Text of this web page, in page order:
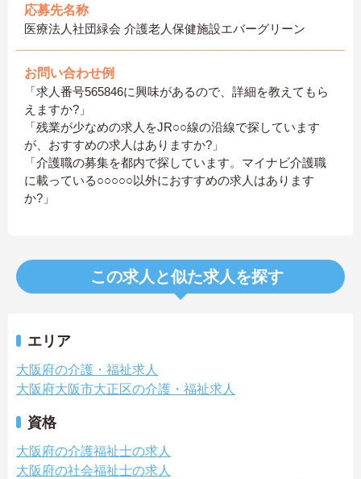
応募先名称
医療法人社団緑会 介護老人保健施設エバーグリーン
お問い合わせ例
「求人番号565846に興味があるので、詳細を教えてもら
えますか?」
「残業が少なめの求人をJR○○線の沿線で探しています
が、おすすめの求人はありますか?」
「介護職の募集を都内で探しています。マイナビ介護職
に載っている○○○○○以外におすすめの求人はあります
か?」
この求人と似た求人を探す
エリア
大阪府の介護・福祉求人
大阪府大阪市大正区の介護・福祉求人
資格
大阪府の介護福祉士の求人
大阪府の社会福祉士の求人